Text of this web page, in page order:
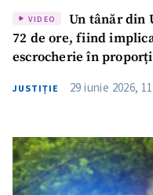
VIDEO
Un tânăr din
72 de ore, fiind
escrocherie în
JUSTIȚIE 29 iunie 2026,